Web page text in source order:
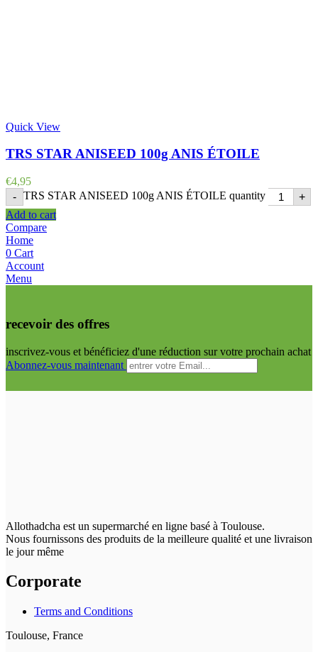
Quick View
TRS STAR ANISEED 100g ANIS ÉTOILE
€4,95
- TRS STAR ANISEED 100g ANIS ÉTOILE quantity
+
Add to cart
Compare
Home
0 Cart
Account
Menu
recevoir des offres
inscrivez-vous et bénéficiez d'une réduction sur votre prochain achat
Abonnez-vous maintenant
Allothadcha est un supermarché en ligne basé à Toulouse.
Nous fournissons des produits de la meilleure qualité et une livraison
le jour même
Corporate
Terms and Conditions
Toulouse, France